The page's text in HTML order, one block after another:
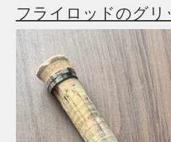
フライロッドのグリ